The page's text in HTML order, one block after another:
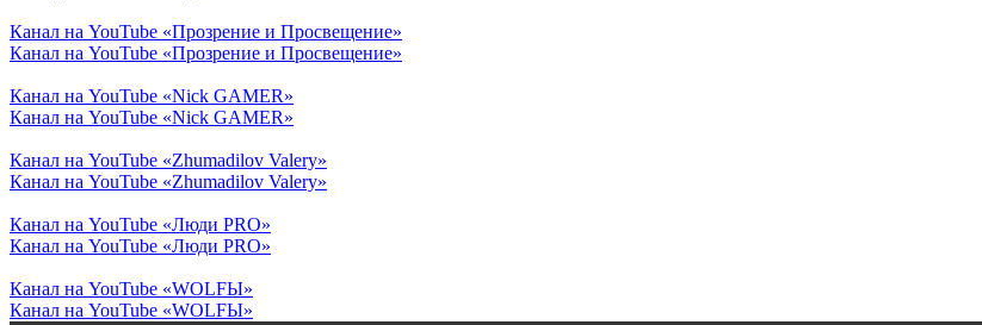
Канал на YouTube «Прозрение и Просвещение»
Канал на YouTube «Прозрение и Просвещение»
Канал на YouTube «Nick GAMER»
Канал на YouTube «Nick GAMER»
Канал на YouTube «Zhumadilov Valery»
Канал на YouTube «Zhumadilov Valery»
Канал на YouTube «Люди PRO»
Канал на YouTube «Люди PRO»
Канал на YouTube «WOLFЫ»
Канал на YouTube «WOLFЫ»